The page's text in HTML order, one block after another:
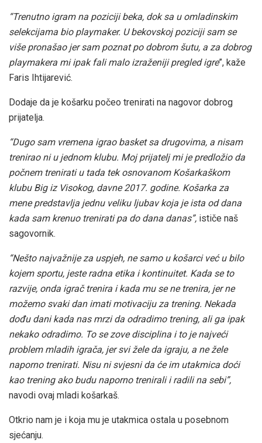
“Trenutno igram na poziciji beka, dok sa u omladinskim
selekcijama bio playmaker. U bekovskoj poziciji sam se
više pronašao jer sam poznat po dobrom šutu, a za dobrog
playmakera mi ipak fali malo izraženiji pregled igre”, kaže
Faris Ihtijarević.
Dodaje da je košarku počeo trenirati na nagovor dobrog
prijatelja.
“Dugo sam vremena igrao basket sa drugovima, a nisam
trenirao ni u jednom klubu. Moj prijatelj mi je predložio da
počnem trenirati u tada tek osnovanom Košarkaškom
klubu Big iz Visokog, davne 2017. godine. Košarka za
mene predstavlja jednu veliku ljubav koja je ista od dana
kada sam krenuo trenirati pa do dana danas”, ističe naš
sagovornik.
“Nešto najvažnije za uspjeh, ne samo u košarci već u bilo
kojem sportu, jeste radna etika i kontinuitet. Kada se to
razvije, onda igrač trenira i kada mu se ne trenira, jer ne
možemo svaki dan imati motivaciju za trening. Nekada
dođu dani kada nas mrzi da odradimo trening, ali ga ipak
nekako odradimo. To se zove disciplina i to je najveći
problem mladih igrača, jer svi žele da igraju, a ne žele
naporno trenirati. Nisu ni svjesni da će im utakmica doći
kao trening ako budu naporno trenirali i radili na sebi”,
navodi ovaj mladi košarkaš.
Otkrio nam je i koja mu je utakmica ostala u posebnom
sjećanju.